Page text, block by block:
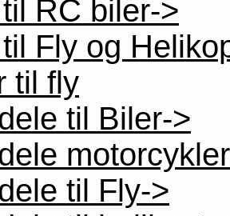
RC biler->
Fly og
til fly
til Biler->
til Fly->